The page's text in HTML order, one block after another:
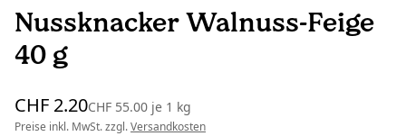
Nussknacker Walnuss-Feige
40 g
CHF 2.20CHF 55.00 je 1 kg
Preise inkl. MwSt. zzgl.Versandkosten